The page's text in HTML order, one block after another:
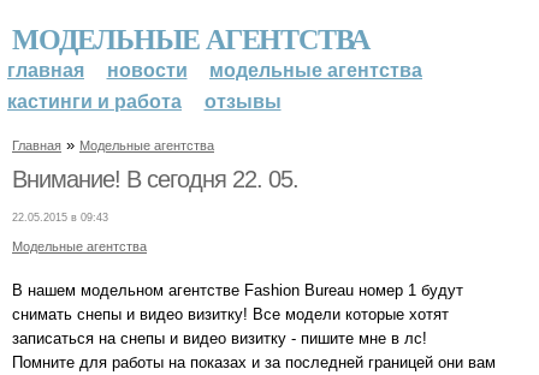
МОДЕЛЬНЫЕ АГЕНТСТВА
главная новости
модельные агентства
кастинги и работа
отзывы
Главная » Модельные агентства
Внимание! В сегодня 22. 05.
22.05.2015 в 09:43
Модельные агентства
В нашем модельном агентстве Fashion Bureau номер 1 будут
снимать снепы и видео визитку! Все модели которые хотят
записаться на снепы и видео визитку - пишите мне в лс!
Помните для работы на показах и за последней границей они вам